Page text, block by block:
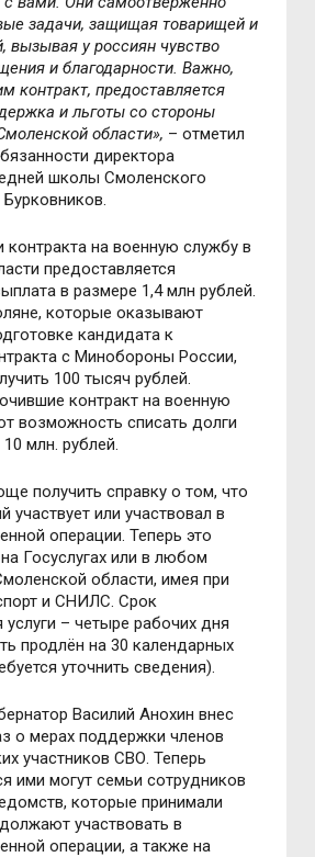
задачи, защищая товарищей и
вызывая у россиян чувство
и благодарности. Важно,
контракт, предоставляется
и льготы со стороны
области», – отметил
директора
школы Смоленского
на военную службу в
предоставляется
в размере 1,4 млн рублей.
которые оказывают
кандидата к
с Минобороны России,
100 тысяч рублей.
контракт на военную
возможность списать долги
млн. рублей.
получить справку о том, что
участвует или участвовал в
операции. Теперь это
Госуслугах или в любом
области, имея при
и СНИЛС. Срок
услуги – четыре рабочих дня
продлён на 30 календарных
уточнить сведения).
Василий Анохин внес
о мерах поддержки членов
участников СВО. Теперь
ими могут семьи сотрудников
которые принимали
участвовать в
операции, а также на